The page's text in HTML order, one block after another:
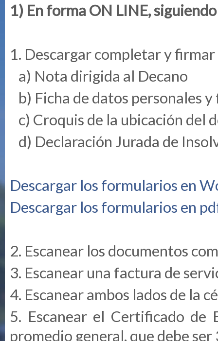
1) En forma ON LINE,
1. Descargar completar y
a) Nota dirigida al Decano
b) Ficha de datos personales
c) Croquis de la ubicación del
d) Declaración Jurada de
Descargar los formularios en
Descargar los formularios en
2. Escanear los documentos
3. Escanear una factura de
4. Escanear ambos lados de la
5. Escanear el Certificado de
promedio general, que debe